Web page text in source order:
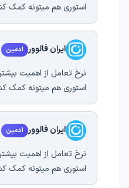
استوری هم میتونه کمک
ایران فالوور ادمین
نرخ تعامل از اهمیت
استوری هم میتونه کمک
ایران فالوور ادمین
نرخ تعامل از اهمیت
استوری هم میتونه کمک